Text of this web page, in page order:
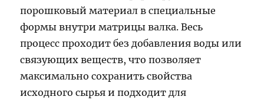
порошковый материал в специальные
формы внутри матрицы валка. Весь
процесс проходит без добавления воды или
связующих веществ, что позволяет
максимально сохранить свойства
исходного сырья и подходит для